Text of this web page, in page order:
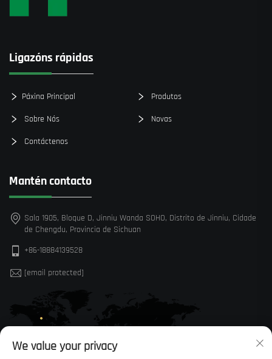
Ligazóns rápidas
Páxina Principal Produtos
Sobre Nós Novas
Contáctenos
Mantén contacto
Sala 1905, Bloque D, Jinniu Wanda SOHO, Distrito de Jinniu, Cidade
de Chengdu, Provincia de Sichuan
+86-18884139528
[email protected]
We value your privacy